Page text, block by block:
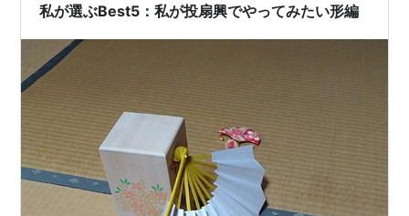
私が選ぶBest5：私が投扇興でやってみたい形編